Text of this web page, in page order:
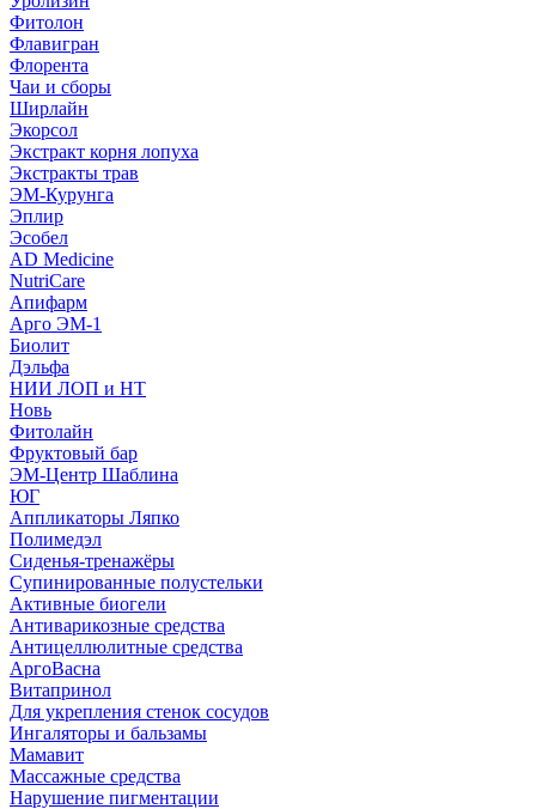
Фитолон
Флавигран
Флорента
Чаи и сборы
Ширлайн
Экорсол
Экстракт корня лопуха
Экстракты трав
ЭМ-Курунга
Эплир
Эсобел
AD Medicine
NutriCare
Апифарм
Арго ЭМ-1
Биолит
Дэльфа
НИИ ЛОП и НТ
Новь
Фитолайн
Фруктовый бар
ЭМ-Центр Шаблина
ЮГ
Аппликаторы Ляпко
Полимедэл
Сиденья-тренажёры
Супинированные полустельки
Активные биогели
Антиварикозные средства
Антицеллюлитные средства
АргоВасна
Витапринол
Для укрепления стенок сосудов
Ингаляторы и бальзамы
Мамавит
Массажные средства
Нарушение пигментации